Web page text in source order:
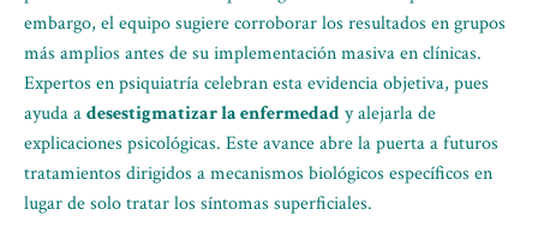
embargo, el equipo sugiere corroborar los resultados en grupos
más amplios antes de su implementación masiva en clínicas.
Expertos en psiquiatría celebran esta evidencia objetiva, pues
ayuda adesestigmatizar la enfermedady alejarla de
explicaciones psicológicas. Este avance abre la puerta a futuros
tratamientos dirigidos a mecanismos biológicos específicos en
lugar de solo tratar los síntomas superficiales.